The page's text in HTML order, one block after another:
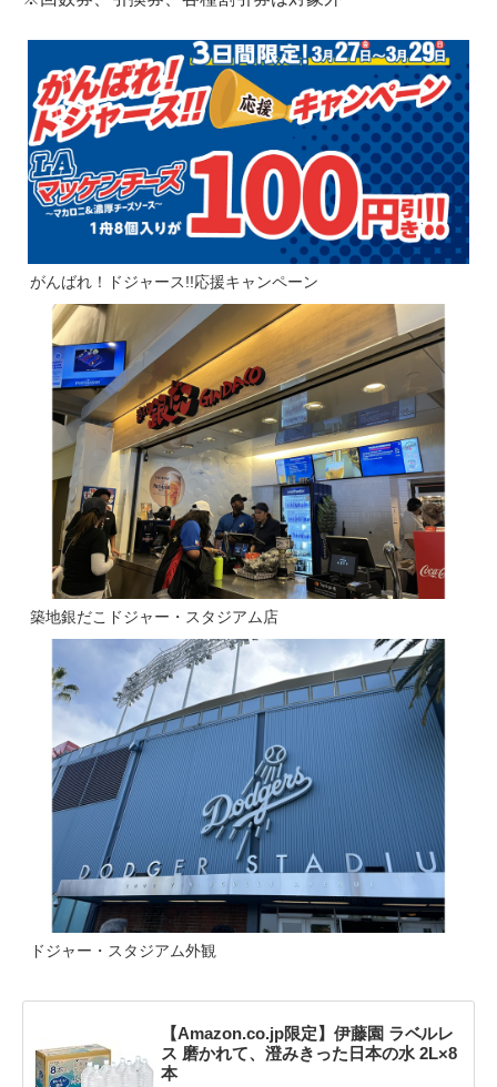
がんばれ！ドジャース!!応援キャンペーン
築地銀だこドジャー・スタジアム店
ドジャー・スタジアム外観
【Amazon.co.jp限定】伊藤園 ラベルレ
ス 磨かれて、澄みきった日本の水 2L×8
本